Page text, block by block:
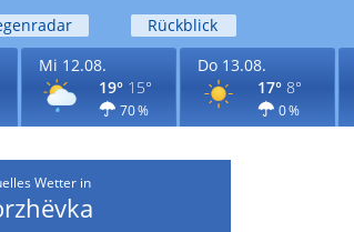
Rückblick
Mi 12.08.
19° 15°
70 %
Do 13.08.
17° 8°
0 %
Wetter in